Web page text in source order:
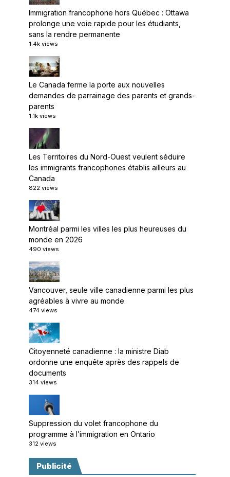
Immigration francophone hors Québec : Ottawa
prolonge une voie rapide pour les étudiants,
sans la rendre permanente
1.4k views
Le Canada ferme la porte aux nouvelles
demandes de parrainage des parents et grands-
parents
1.1k views
Les Territoires du Nord-Ouest veulent séduire
les immigrants francophones établis ailleurs au
Canada
822 views
Montréal parmi les villes les plus heureuses du
monde en 2026
490 views
Vancouver, seule ville canadienne parmi les plus
agréables à vivre au monde
474 views
Citoyenneté canadienne : la ministre Diab
ordonne une enquête après des rappels de
documents
314 views
Suppression du volet francophone du
programme à l’immigration en Ontario
312 views
Publicité